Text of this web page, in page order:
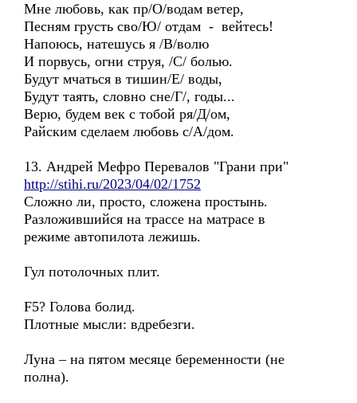
Мне любовь, как пр/О/водам ветер,
Песням грусть сво/Ю/ отдам - вейтесь!
Напоюсь, натешусь я /В/волю
И порвусь, огни струя, /С/ болью.
Будут мчаться в тишин/Е/ воды,
Будут таять, словно сне/Г/, годы...
Верю, будем век с тобой ря/Д/ом,
Райским сделаем любовь с/А/дом.
13. Андрей Мефро Перевалов "Грани при"
http://stihi.ru/2023/04/02/1752
Сложно ли, просто, сложена простынь.
Разложившийся на трассе на матрасе в
режиме автопилота лежишь.
Гул потолочных плит.
F5? Голова болид.
Плотные мысли: вдребезги.
Луна – на пятом месяце беременности (не
полна).